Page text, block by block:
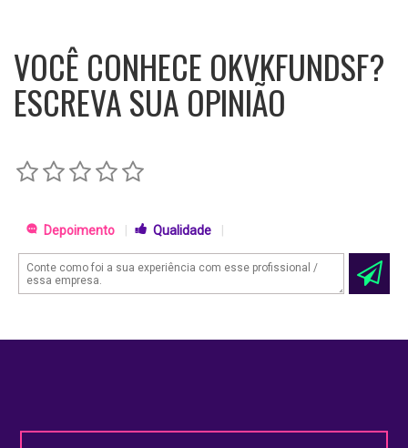
VOCÊ CONHECE OKVKFUNDSF?
ESCREVA SUA OPINIÃO
Depoimento Qualidade